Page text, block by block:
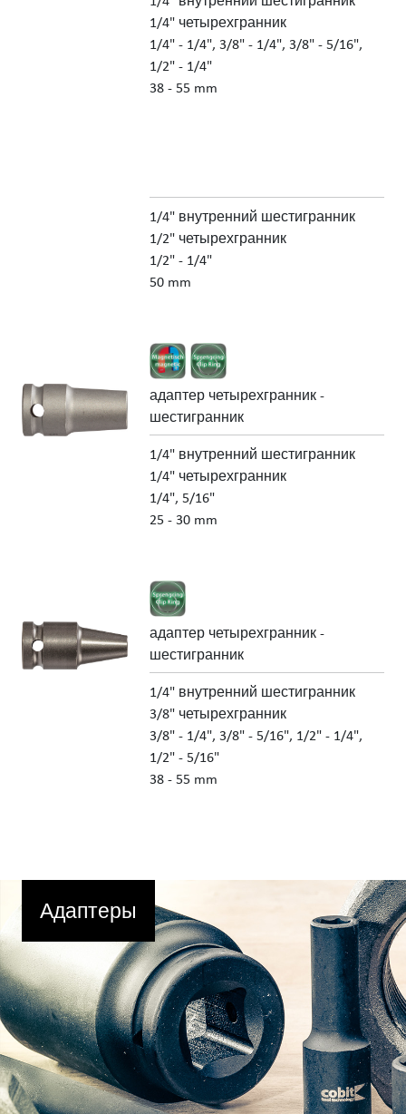
1/4" четырехгранник
1/4" - 1/4", 3/8" - 1/4", 3/8" - 5/16",
1/2" - 1/4"
38 - 55 mm
1/4" внутренний шестигранник
1/2" четырехгранник
1/2" - 1/4"
50 mm
адаптер четырехгранник -
шестигранник
1/4" внутренний шестигранник
1/4" четырехгранник
1/4", 5/16"
25 - 30 mm
адаптер четырехгранник -
шестигранник
1/4" внутренний шестигранник
3/8" четырехгранник
3/8" - 1/4", 3/8" - 5/16", 1/2" - 1/4",
1/2" - 5/16"
38 - 55 mm
Адаптеры